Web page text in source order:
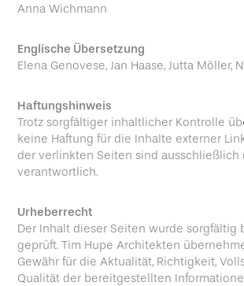
Anna Wichmann
Englische Übersetzung
Elena Genovese, Jan Haase, Jutta Möller,
Haftungshinweis
Trotz sorgfältiger inhaltlicher Kontrolle
keine Haftung für die Inhalte externer
der verlinkten Seiten sind ausschließlich
verantwortlich.
Urheberrecht
Der Inhalt dieser Seiten wurde sorgfältig
geprüft. Tim Hupe Architekten
Gewähr für die Aktualität, Richtigkeit,
Qualität der bereitgestellten